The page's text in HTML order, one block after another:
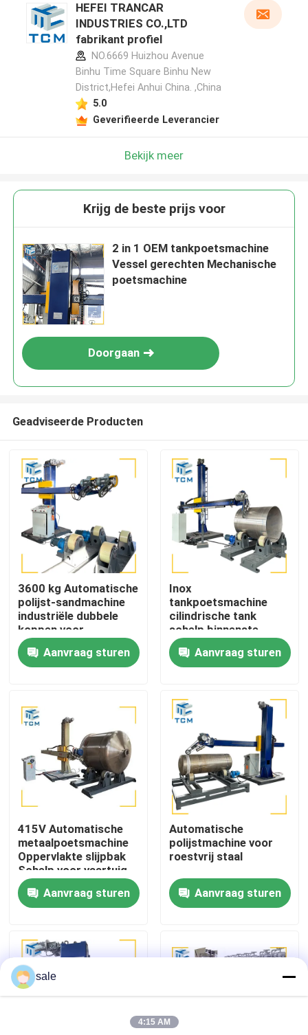
Huis
Over ons
Fabriekstocht
Kwaliteitscontrole
Neem contact met ons op
Nieuws
Gevallen
Vraag een offerte
HEFEI TRANCAR
INDUSTRIES CO.,LTD
fabrikant profiel
NO.6669 Huizhou Avenue
Binhu Time Square Binhu New
District,Hefei Anhui China. ,China
5.0
Geverifieerde Leverancier
Bekijk meer
Krijg de beste prijs voor
2 in 1 OEM tankpoetsmachine
Vessel gerechten Mechanische
poetsmachine
Doorgaan
Geadviseerde Producten
3600 kg Automatische
polijst-sandmachine
industriële dubbele
koppen voor
tankvaartuigen
Aanvraag sturen
Inox
tankpoetsmachine
cilindrische tank
schelp binnenste
oppervlakte
metaalpoetsmachine
Aanvraag sturen
415V Automatische
metaalpoetsmachine
Oppervlakte slijpbak
Schelp voor vaartuig
Aanvraag sturen
Automatische
polijstmachine voor
roestvrij staal
Aanvraag sturen
sale
4:15 AM